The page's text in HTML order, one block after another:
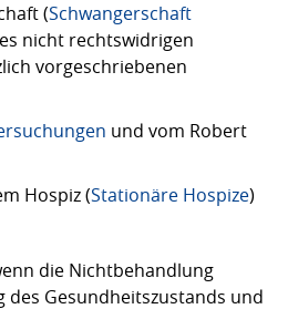
(Schwangerschaft
nicht rechtswidrigen
vorgeschriebenen
und vom Robert
Hospiz (Stationäre Hospize)
die Nichtbehandlung
Gesundheitszustands und